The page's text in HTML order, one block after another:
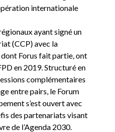
internationale
ayant signé un
(CCP) avec la
Forus fait partie, ont
en 2019. Structuré en
complémentaires
entre pairs, le Forum
s’est ouvert avec
des partenariats visant
de l’Agenda 2030.